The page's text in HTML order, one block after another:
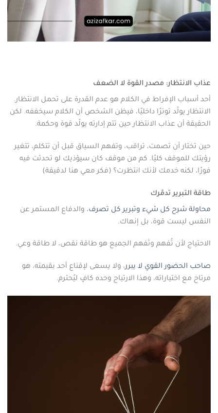
عذاب الانتظار: مصدر القوة لا الضعف
أحد أسباب الإفراط في الكلام هو عدم القدرة على تحمل الانتظار.
الانتظار يولّد توترًا داخليًا، فيظن الشخص أن الكلام سيخففه. لكن
الحقيقة أن عذاب الانتظار حين تتم إدارته يولّد قوة وحكمة.
حين تختار أن تصمت، تراقب، وتفهم السياق قبل أن تتكلم، تتغير
رؤيتك للموقف كليًا. كم من موقف كان سيؤذيك لو تحدثت فيه
فورًا، لكنه خدمك لأنك انتظرت؟ (فكر معي هنا لدقيقة)
طاقة التبرير تدمّرك
محاولة شرح كل شيء وتبرير كل تصرف، والدفاع المستمر عن
النفس ليست قوة، بل إنهاك.
الاحتياج لأن تُفهم وتَفهم الجميع هو طاقة نقص، لا طاقة وعي.
صاحب الحضور القوي لا يبرر، ولا يسعى لإقناع أحد بقيمته، هو
مرتاح مع اختياراته، وهذا الارتياح وحده كافٍ ليُحترم.